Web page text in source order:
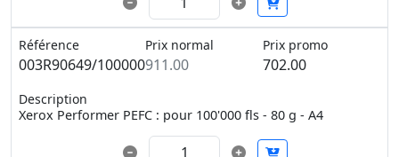
Référence
003R90649/100000
Prix normal
911.00
Prix promo
702.00
Description
Xerox Performer PEFC : pour 100'000 fls - 80 g - A4